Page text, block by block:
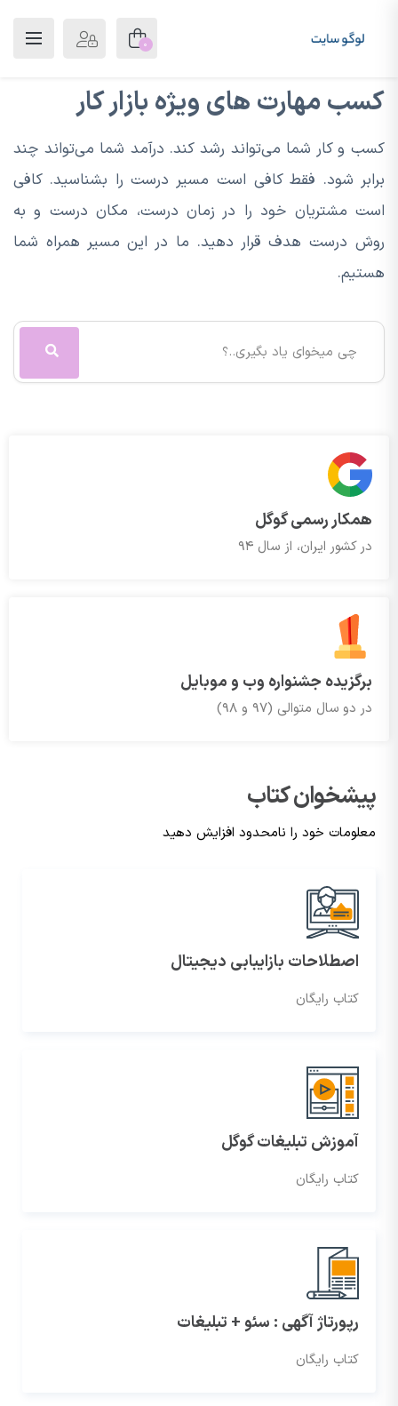
0
کسب مهارت های ویژه بازار کار
کسب و کار شما می‌تواند رشد کند. درآمد شما می‌تواند چند
برابر شود. فقط کافی است مسیر درست را بشناسید. کافی
است مشتریان خود را در زمان درست، مکان درست و به
روش درست هدف قرار دهید. ما در این مسیر همراه شما
هستیم.
همکار رسمی گوگل
در کشور ایران، از سال 94
برگزیده جشنواره وب و موبایل
در دو سال متوالی (97 و 98)
پیشخوان کتاب
معلومات خود را نامحدود افزایش دهید
اصطلاحات بازایبابی دیجیتال
کتاب رایگان
آموزش تبلیغات گوگل
کتاب رایگان
رپورتاژ آگهی : سئو + تبلیغات
کتاب رایگان